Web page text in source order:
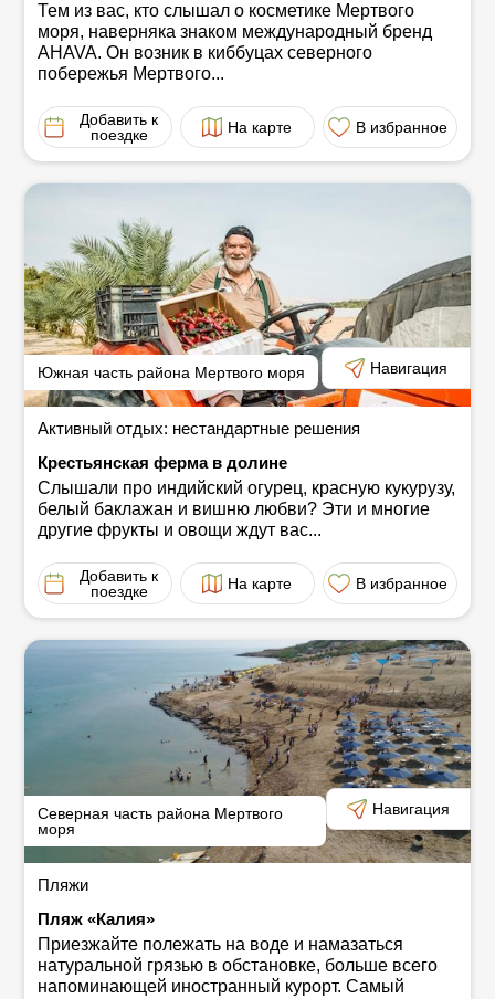
Тем из вас, кто слышал о косметике Мертвого
моря, наверняка знаком международный бренд
AHAVA. Он возник в киббуцах северного
побережья Мертвого...
Добавить к
поездке
На карте В избранное
Южная часть района Мертвого моря Навигация
Активный отдых: нестандартные решения
Крестьянская ферма в долине
Слышали про индийский огурец, красную кукурузу,
белый баклажан и вишню любви? Эти и многие
другие фрукты и овощи ждут вас...
Добавить к
поездке
На карте В избранное
Северная часть района Мертвого
моря
Навигация
Пляжи
Пляж «Калия»
Приезжайте полежать на воде и намазаться
натуральной грязью в обстановке, больше всего
напоминающей иностранный курорт. Самый